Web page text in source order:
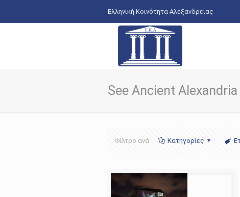
Ελληνική Κοινότητα Αλεξανδρείας
See Ancient
Φίλτρο ανά Κατηγορίες